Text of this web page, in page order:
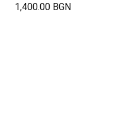
1,400.00 BGN